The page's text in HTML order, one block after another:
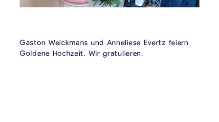
Gaston Weickmans und Anneliese Evertz feiern
Goldene Hochzeit. Wir gratulieren.